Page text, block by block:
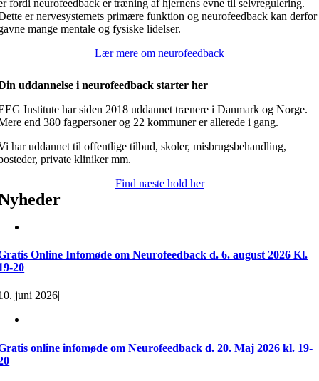
fordi neurofeedback er træning af hjernens evne til selvregulering.
er nervesystemets primære funktion og neurofeedback kan derfor
mange mentale og fysiske lidelser.
Lær mere om neurofeedback
uddannelse i neurofeedback starter her
Institute har siden 2018 uddannet trænere i Danmark og Norge.
end 380 fagpersoner og 22 kommuner er allerede i gang.
har uddannet til offentlige tilbud, skoler, misbrugsbehandling,
private kliniker mm.
Find næste hold her
Online Infomøde om Neurofeedback d. 6. august 2026 Kl.
20
juni 2026|
online infomøde om Neurofeedback d. 20. Maj 2026 kl. 19-